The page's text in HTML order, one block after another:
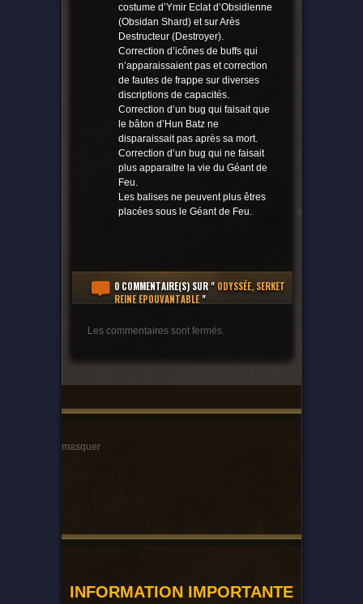
costume d’Ymir Eclat d’Obsidienne
(Obsidan Shard) et sur Arès
Destructeur (Destroyer).
Correction d’icônes de buffs qui
n’apparaissaient pas et correction
de fautes de frappe sur diverses
discriptions de capacités.
Correction d’un bug qui faisait que
le bâton d’Hun Batz ne
disparaissait pas après sa mort.
Correction d’un bug qui ne faisait
plus apparaitre la vie du Géant de
Feu.
Les balises ne peuvent plus êtres
placées sous le Géant de Feu.
0 COMMENTAIRE(S)SUR " ODYSSÉE, SERKET
REINE EPOUVANTABLE"
Les commentaires sont fermés.
masquer
INFORMATION IMPORTANTE